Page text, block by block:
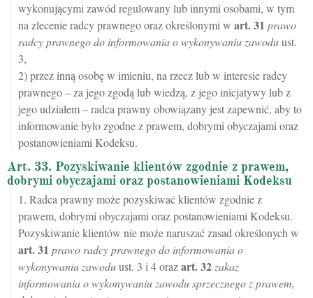
wykonującymi zawód regulowany lub innymi osobami, w tym
na zlecenie radcy prawnego oraz określonymi w art.31 prawo
radcy prawnego do informowania o wykonywaniu zawoduust.
3,
2) przez inną osobę w imieniu, na rzecz lub w interesie radcy
prawnego – za jego zgodą lub wiedzą, z jego inicjatywy lub z
jego udziałem – radca prawny obowiązany jest zapewnić, aby to
informowanie było zgodne z prawem, dobrymi obyczajami oraz
postanowieniami Kodeksu.
Art. 33. Pozyskiwanie klientów zgodnie z prawem,
dobrymi obyczajami oraz postanowieniami Kodeksu
1. Radca prawny może pozyskiwać klientów zgodnie z
prawem, dobrymi obyczajami oraz postanowieniami Kodeksu.
Pozyskiwanie klientów nie może naruszać zasad określonych w
art.31 prawo radcy prawnego do informowania o
wykonywaniu zawoduust. 3 i 4 orazart.32 zakaz
informowania o wykonywaniu zawodu sprzecznego z prawem,